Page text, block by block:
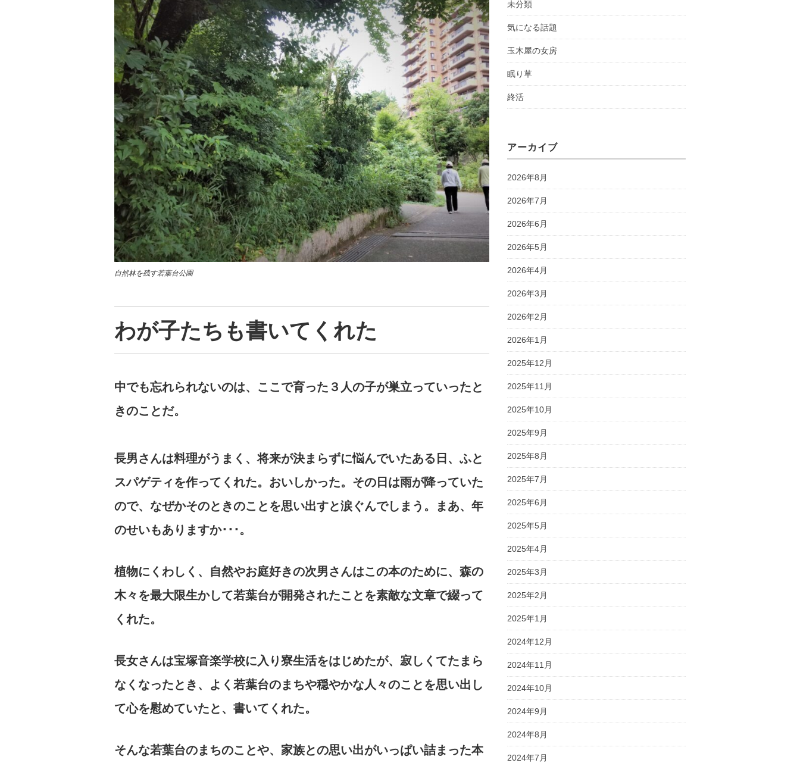
自然林を残す若葉台公園
わが子たちも書いてくれた
中でも忘れられないのは、ここで育った３人の子が巣立っていったと
きのことだ。
長男さんは料理がうまく、将来が決まらずに悩んでいたある日、ふと
スパゲティを作ってくれた。おいしかった。その日は雨が降っていた
ので、なぜかそのときのことを思い出すと涙ぐんでしまう。まあ、年
のせいもありますか･･･。
植物にくわしく、自然やお庭好きの次男さんはこの本のために、森の
木々を最大限生かして若葉台が開発されたことを素敵な文章で綴って
くれた。
長女さんは宝塚音楽学校に入り寮生活をはじめたが、寂しくてたまら
なくなったとき、よく若葉台のまちや穏やかな人々のことを思い出し
て心を慰めていたと、書いてくれた。
そんな若葉台のまちのことや、家族との思い出がいっぱい詰まった本
未分類
気になる話題
玉木屋の女房
眠り草
終活
アーカイブ
2026年8月
2026年7月
2026年6月
2026年5月
2026年4月
2026年3月
2026年2月
2026年1月
2025年12月
2025年11月
2025年10月
2025年9月
2025年8月
2025年7月
2025年6月
2025年5月
2025年4月
2025年3月
2025年2月
2025年1月
2024年12月
2024年11月
2024年10月
2024年9月
2024年8月
2024年7月